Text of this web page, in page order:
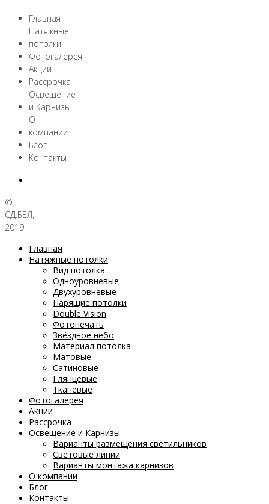
Главная
Натяжные
потолки
Фотогалерея
Акции
Рассрочка
Освещение
и Карнизы
О
компании
Блог
Контакты
©
СД.БЕЛ,
2019
Главная
Натяжные потолки
Вид потолка
Одноуровневые
Двухуровневые
Парящие потолки
Double Vision
Фотопечать
Звёздное небо
Материал потолка
Матовые
Сатиновые
Глянцевые
Тканевые
Фотогалерея
Акции
Рассрочка
Освещение и Карнизы
Варианты размещения светильников
Световые линии
Варианты монтажа карнизов
О компании
Блог
Контакты